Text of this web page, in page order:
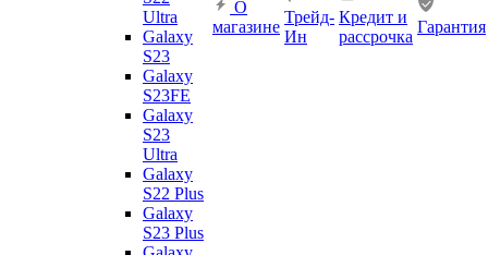
Ultra
Galaxy
S23
Galaxy
S23FE
Galaxy
S23
Ultra
Galaxy
S22 Plus
Galaxy
S23 Plus
О
магазине
Трейд-
Ин
Кредит и
рассрочка
Гарантия